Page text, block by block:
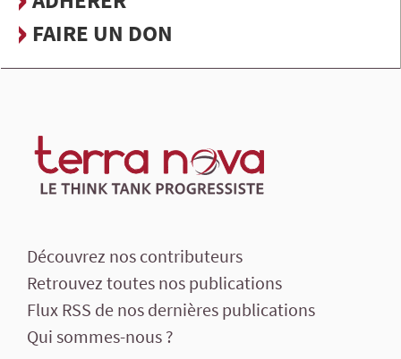
FAIRE UN DON
Découvrez nos contributeurs
Retrouvez toutes nos publications
Flux RSS de nos dernières publications
Qui sommes-nous ?